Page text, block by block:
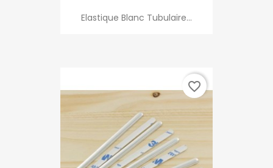
Elastique Blanc Tubulaire...
favorite_border